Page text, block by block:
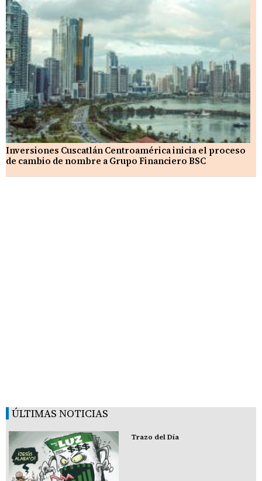
Inversiones Cuscatlán Centroamérica inicia el proceso
de cambio de nombre a Grupo Financiero BSC
ÚLTIMAS NOTICIAS
Trazo del Día